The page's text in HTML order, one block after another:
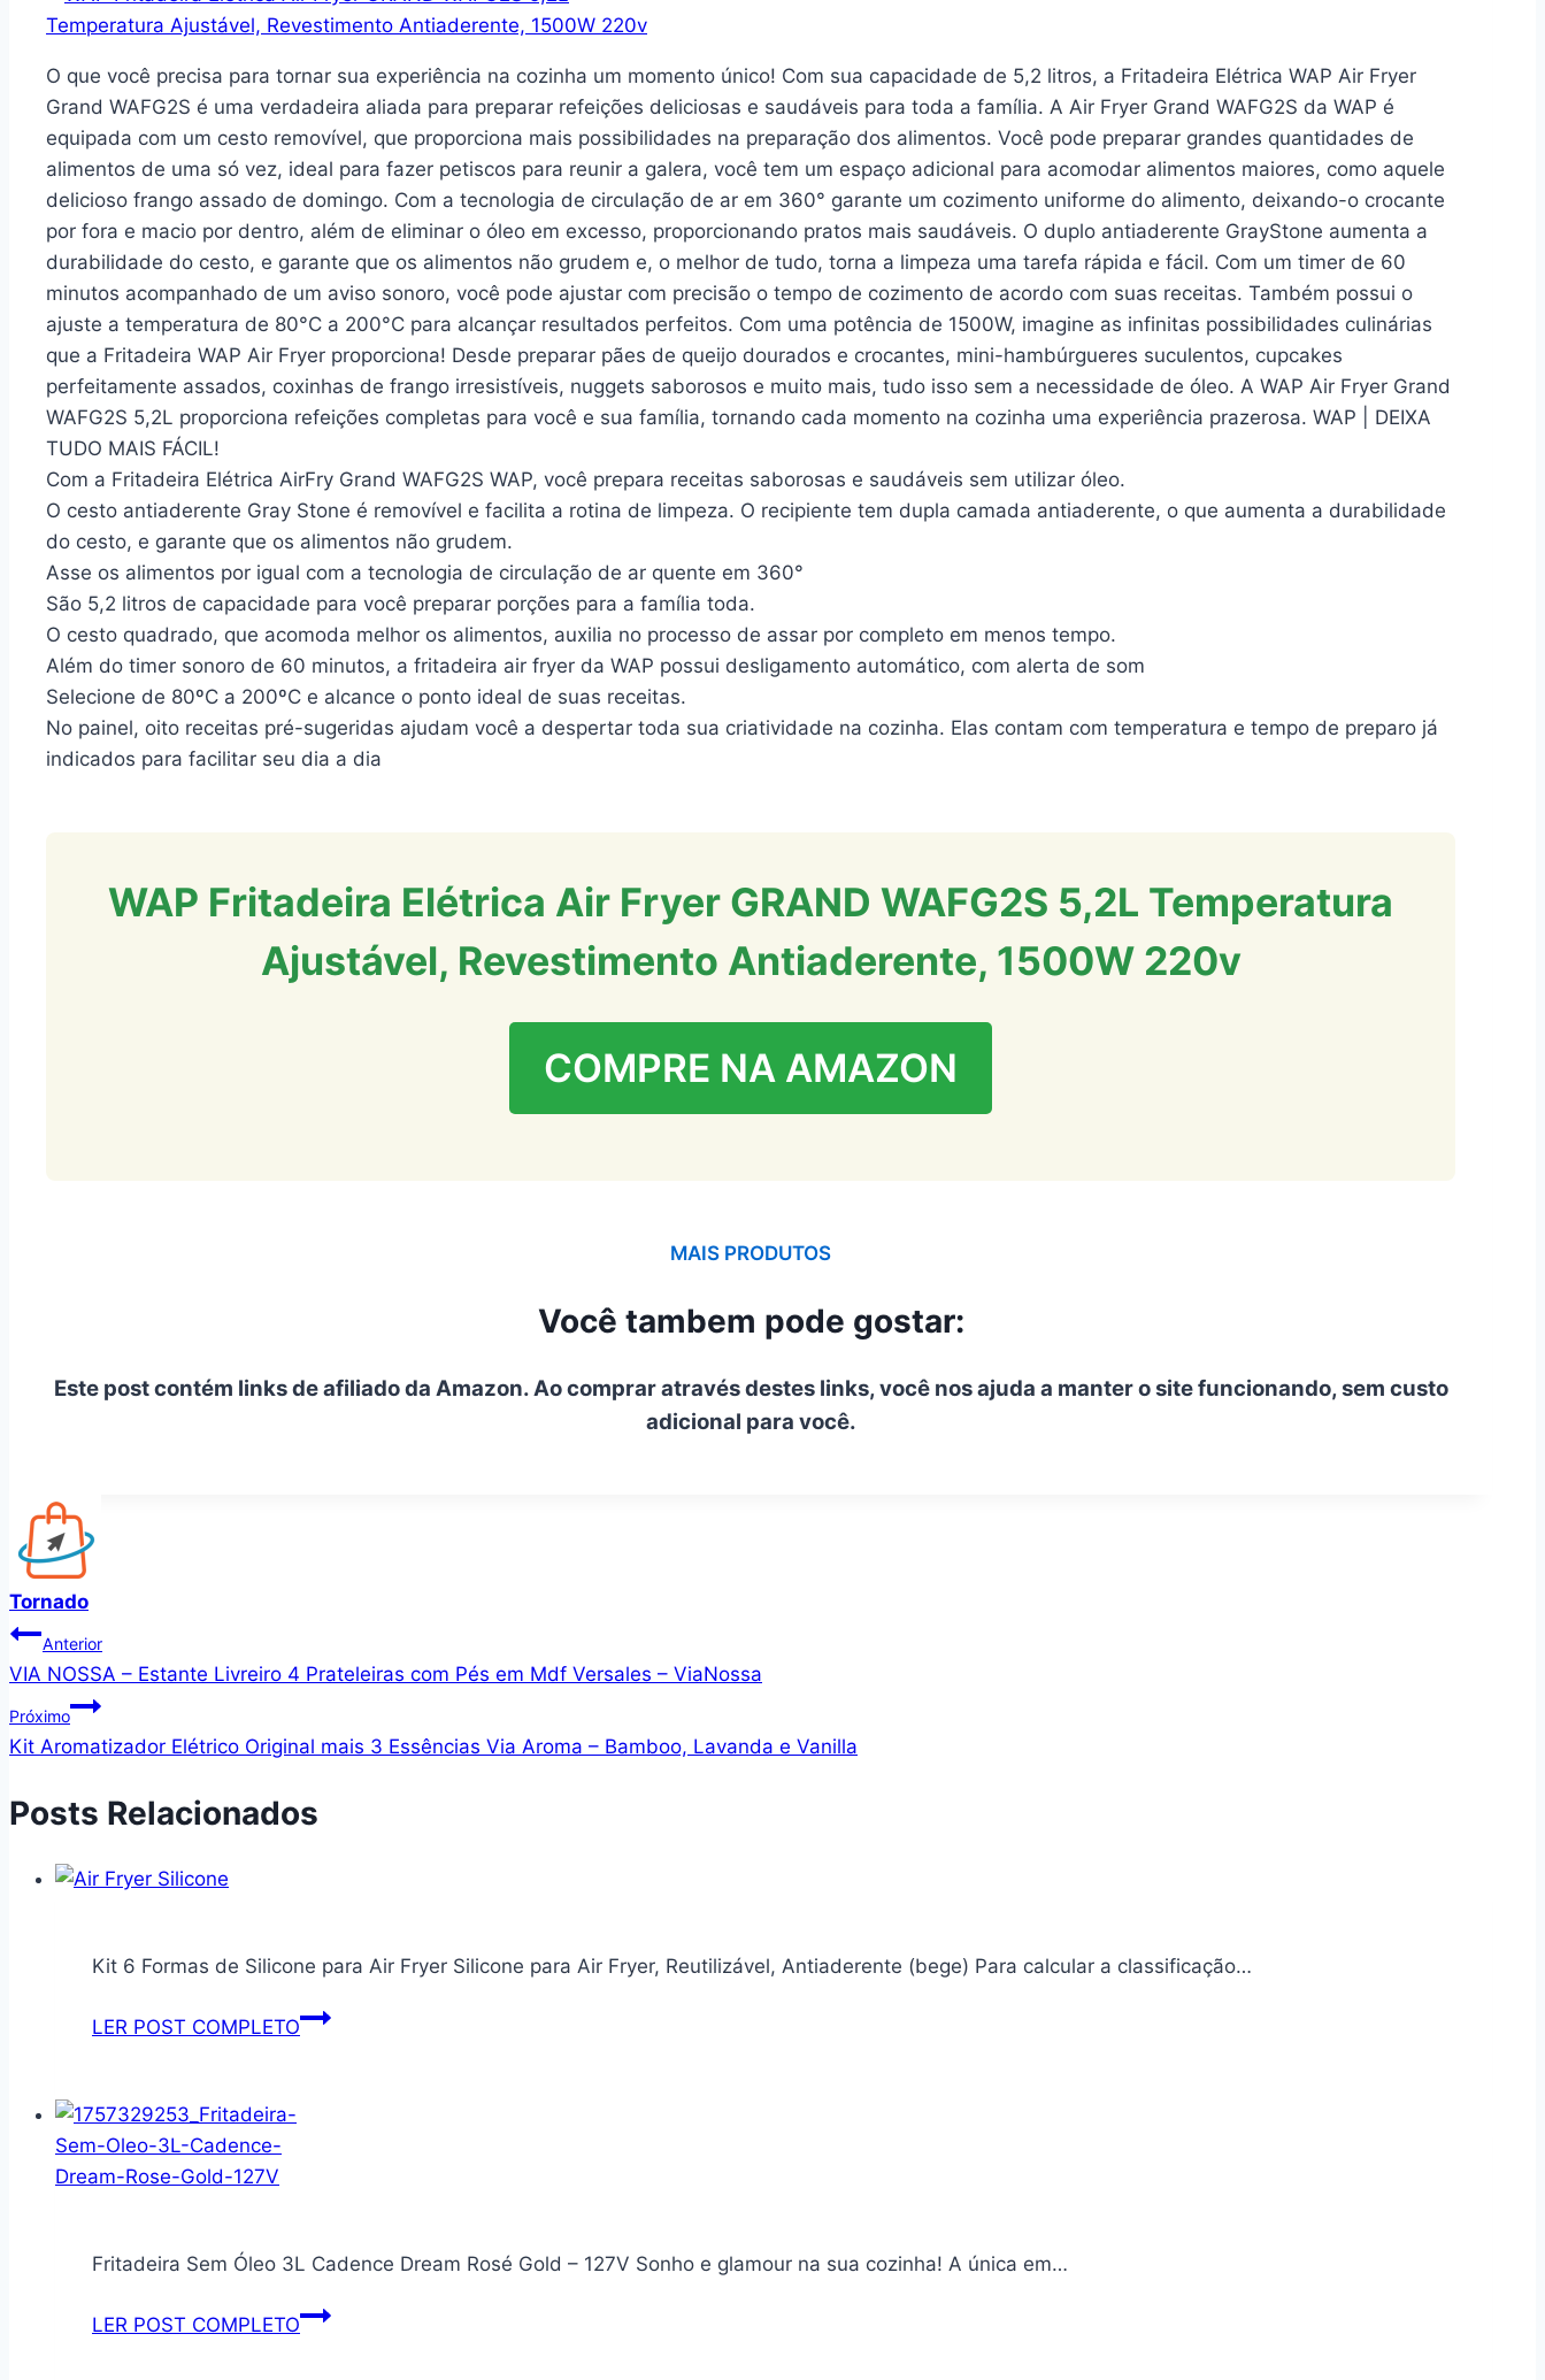
O que você precisa para tornar sua experiência na cozinha um momento único! Com sua capacidade de 5,2 litros, a Fritadeira Elétrica WAP Air Fryer
Grand WAFG2S é uma verdadeira aliada para preparar refeições deliciosas e saudáveis para toda a família. A Air Fryer Grand WAFG2S da WAP é
equipada com um cesto removível, que proporciona mais possibilidades na preparação dos alimentos. Você pode preparar grandes quantidades de
alimentos de uma só vez, ideal para fazer petiscos para reunir a galera, você tem um espaço adicional para acomodar alimentos maiores, como aquele
delicioso frango assado de domingo. Com a tecnologia de circulação de ar em 360° garante um cozimento uniforme do alimento, deixando-o crocante
por fora e macio por dentro, além de eliminar o óleo em excesso, proporcionando pratos mais saudáveis. O duplo antiaderente GrayStone aumenta a
durabilidade do cesto, e garante que os alimentos não grudem e, o melhor de tudo, torna a limpeza uma tarefa rápida e fácil. Com um timer de 60
minutos acompanhado de um aviso sonoro, você pode ajustar com precisão o tempo de cozimento de acordo com suas receitas. Também possui o
ajuste a temperatura de 80°C a 200°C para alcançar resultados perfeitos. Com uma potência de 1500W, imagine as infinitas possibilidades culinárias
que a Fritadeira WAP Air Fryer proporciona! Desde preparar pães de queijo dourados e crocantes, mini-hambúrgueres suculentos, cupcakes
perfeitamente assados, coxinhas de frango irresistíveis, nuggets saborosos e muito mais, tudo isso sem a necessidade de óleo. A WAP Air Fryer Grand
WAFG2S 5,2L proporciona refeições completas para você e sua família, tornando cada momento na cozinha uma experiência prazerosa. WAP | DEIXA
TUDO MAIS FÁCIL!
Com a Fritadeira Elétrica AirFry Grand WAFG2S WAP, você prepara receitas saborosas e saudáveis sem utilizar óleo.
O cesto antiaderente Gray Stone é removível e facilita a rotina de limpeza. O recipiente tem dupla camada antiaderente, o que aumenta a durabilidade
do cesto, e garante que os alimentos não grudem.
Asse os alimentos por igual com a tecnologia de circulação de ar quente em 360°
São 5,2 litros de capacidade para você preparar porções para a família toda.
O cesto quadrado, que acomoda melhor os alimentos, auxilia no processo de assar por completo em menos tempo.
Além do timer sonoro de 60 minutos, a fritadeira air fryer da WAP possui desligamento automático, com alerta de som
Selecione de 80ºC a 200ºC e alcance o ponto ideal de suas receitas.
No painel, oito receitas pré-sugeridas ajudam você a despertar toda sua criatividade na cozinha. Elas contam com temperatura e tempo de preparo já
indicados para facilitar seu dia a dia
WAP Fritadeira Elétrica Air Fryer GRAND WAFG2S 5,2L Temperatura
Ajustável, Revestimento Antiaderente, 1500W 220v
COMPRE NA AMAZON
MAIS PRODUTOS
Você tambem pode gostar:
Este post contém links de afiliado da Amazon. Ao comprar através destes links, você nos ajuda a manter o site funcionando, sem custo
adicional para você.
Tornado
Navegação
de
Post
Anterior
VIA NOSSA – Estante Livreiro 4 Prateleiras com Pés em Mdf Versales – ViaNossa
Próximo
Kit Aromatizador Elétrico Original mais 3 Essências Via Aroma – Bamboo, Lavanda e Vanilla
Posts Relacionados
Kit 6 Formas de Silicone para Air Fryer Silicone para Air Fryer, Reutilizável, Antiaderente (bege) Para calcular a classificação…
LER POST COMPLETOKit
Silicone
Air
Fritadeira Sem Óleo 3L Cadence Dream Rosé Gold – 127V Sonho e glamour na sua cozinha! A única em…
LER POST COMPLETOFritadeira